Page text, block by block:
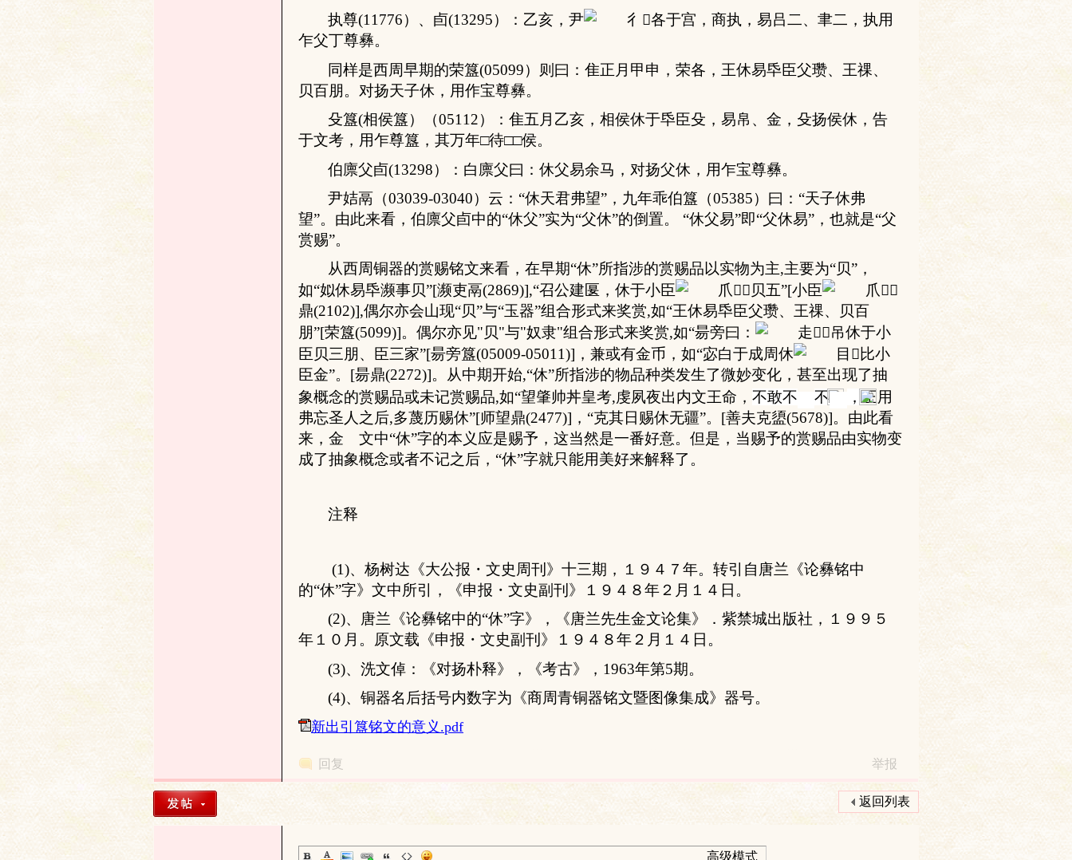
执尊(11776）、 卣(13295）： 乙亥，尹
于宫，商执，易吕二、聿二，执用
乍父丁尊彝。
同样是西周早期的荣簋(05099）则曰：隹正月甲申，荣各，王休易氒臣父瓒、王祼、
贝百朋。对扬天子休，用作宝尊彝。
殳簋(相侯簋）（05112）：隹五月乙亥，相侯休于氒臣殳，易帛、金，殳扬侯休，告
于文考，用乍尊簋，其万年□待□□侯。
伯廪父卣(13298）： 白廪父曰：休父易余马，对扬父休，用乍宝尊彝。
尹姞鬲 （03039-03040）云 ：“休天君弗望”， 九年乖伯簋 （05385）曰：“天子休弗
望”。 由此来看， 伯廪父卣中的“休父”实为“父休”的倒置。 “休父易”即“父休易”，也就是“父
赏赐”。
从西周铜器的赏赐铭文来看，在早期“休”所指涉的赏赐品以实物为主,主要为“贝”，
如“姒休易氒濒事贝”[濒吏鬲(2869)],“召公建匽，休于小臣 贝五”[小臣
鼎(2102)],偶尔亦会山现“贝”与“玉器”组合形式来奖赏,如“王休易氒臣父瓒、王祼、贝百
朋”[荣簋(5099)]。偶尔亦见"贝"与"奴隶"组合形式来奖赏,如“昜旁曰：
吊休于小
臣贝三朋、臣三家”[昜旁簋(05009-05011)] ，兼或有金币，如“宓白于成周休
小
臣金”。 [昜鼎(2272)]。从中期开始,“休”所指涉的物品种类发生了微妙变化，甚至出现了抽
象概念的赏赐品或未记赏赐品,如“望肇帅丼皇考,虔夙夜出内文王命， 不敢不 不 ，王用
弗忘圣人之后,多蔑历赐休”[师望鼎(2477)] ，“克其日赐休无疆”。 [善夫克盨(5678)]。由此看
来，金 文中“休”字的本义应是赐予， 这当然是一番好意。但是，当赐予的赏赐品由实物变
成了抽象概念或者不记之后，“休”字就只能用美好来解释了。
注释
(1)、杨树达《大公报 ・文史周刊》十三期，１９４７年。转引自唐兰 《论彝铭中
的“休”字》文中所引，《申报 ・ 文史副刊》１９４８年２月１４日。
(2)、 唐兰 《论彝铭中的“休”字》，《唐兰先生金文论集》．紫禁城出版社，１９９５
年１０月。原文载 《申报 ・ 文史副刊》１９４８年２月１４日。
(3)、洗文倬： 《对扬朴释》 ， 《考古》 ， 1963年第5期。
(4)、铜器名后括号内数字为《商周青铜器铭文暨图像集成》器号。
新出引簋铭文的意义.pdf
回复 举报
返回列表
高级模式